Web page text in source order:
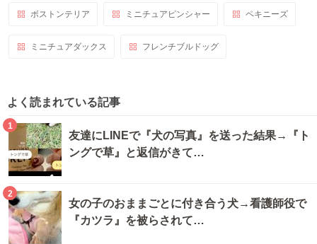
ボストンテリア ミニチュアピンシャー ペキニーズ
ミニチュアダックス フレンチブルドッグ
よく読まれている記事
1
友達にLINEで『犬の写真』を送った結果→『ト
ングで草』と返信がきて…
2
女の子のおままごとに付き合う犬→看護師役で
『カツラ』を被らされて…